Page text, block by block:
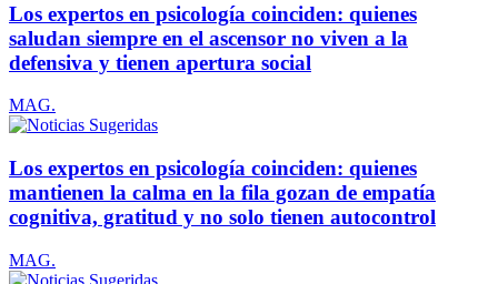
Los expertos en psicología coinciden: quienes
saludan siempre en el ascensor no viven a la
defensiva y tienen apertura social
MAG.
Los expertos en psicología coinciden: quienes
mantienen la calma en la fila gozan de empatía
cognitiva, gratitud y no solo tienen autocontrol
MAG.